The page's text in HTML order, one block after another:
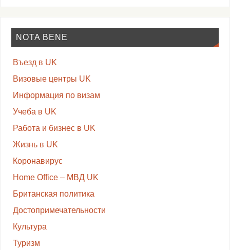
NOTA BENE
Въезд в UK
Визовые центры UK
Информация по визам
Учеба в UK
Работа и бизнес в UK
Жизнь в UK
Коронавирус
Home Office – МВД UK
Британская политика
Достопримечательности
Культура
Туризм